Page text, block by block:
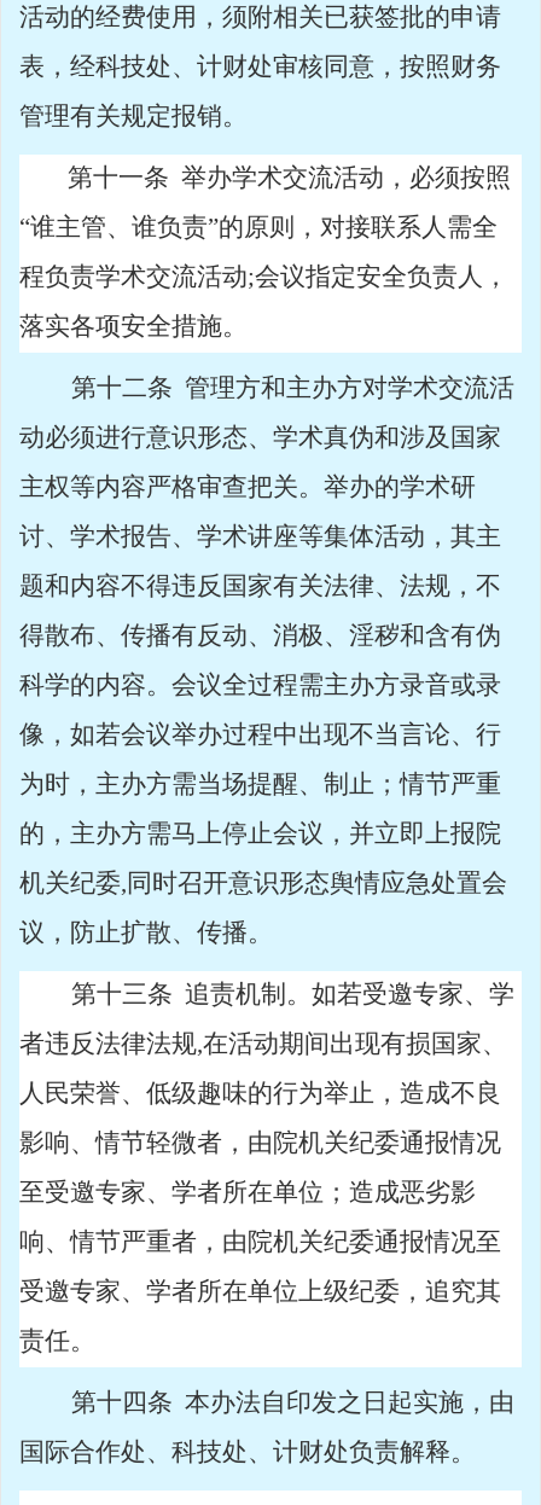
活动的经费使用，须附相关已获签批的申请
表，经科技处、计财处审核同意，按照财务
管理有关规定报销。
第十一条 举办学术交流活动，必须按照
“谁主管、谁负责”的原则，对接联系人需全
程负责学术交流活动;会议指定安全负责人，
落实各项安全措施。
第十二条 管理方和主办方对学术交流活
动必须进行意识形态、学术真伪和涉及国家
主权等内容严格审查把关。举办的学术研
讨、学术报告、学术讲座等集体活动，其主
题和内容不得违反国家有关法律、法规，不
得散布、传播有反动、消极、淫秽和含有伪
科学的内容。会议全过程需主办方录音或录
像，如若会议举办过程中出现不当言论、行
为时，主办方需当场提醒、制止；情节严重
的，主办方需马上停止会议，并立即上报院
机关纪委,同时召开意识形态舆情应急处置会
议，防止扩散、传播。
第十三条 追责机制。如若受邀专家、学
者违反法律法规,在活动期间出现有损国家、
人民荣誉、低级趣味的行为举止，造成不良
影响、情节轻微者，由院机关纪委通报情况
至受邀专家、学者所在单位；造成恶劣影
响、情节严重者，由院机关纪委通报情况至
受邀专家、学者所在单位上级纪委，追究其
责任。
第十四条 本办法自印发之日起实施，由
国际合作处、科技处、计财处负责解释。